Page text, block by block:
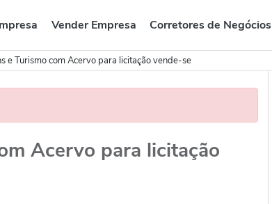
Vender Empresa Corretores de Negócios
e Turismo com Acervo para licitação vende-se
Acervo para licitação